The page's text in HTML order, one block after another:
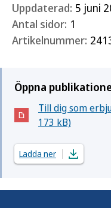
Uppdaterad: 5 juni
Antal sidor: 1
Artikelnummer:
Öppna
Till dig som
173 kB)
(Öppnas i nytt
Ladda ner